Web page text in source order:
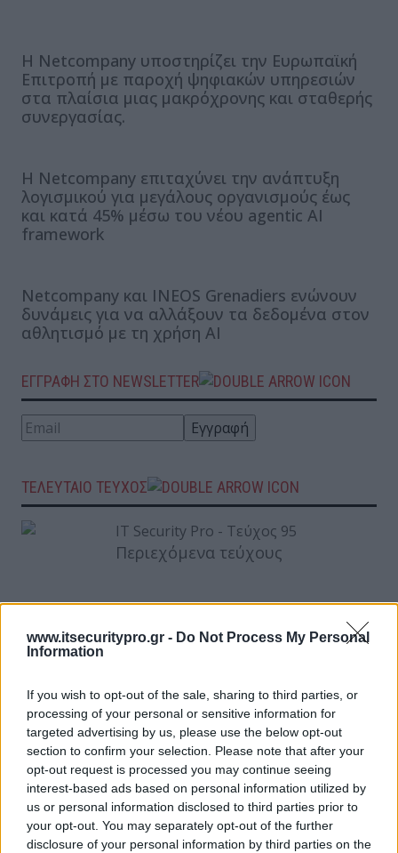
www.itsecuritypro.gr - Do Not Process My Personal
Information
If you wish to opt-out of the sale, sharing to third parties, or
processing of your personal or sensitive information for
targeted advertising by us, please use the below opt-out
section to confirm your selection. Please note that after your
opt-out request is processed you may continue seeing
interest-based ads based on personal information utilized by
us or personal information disclosed to third parties prior to
your opt-out. You may separately opt-out of the further
disclosure of your personal information by third parties on the
Η Netcompany υποστηρίζει την Ευρωπαϊκή
Επιτροπή με παροχή ψηφιακών υπηρεσιών
στα πλαίσια μιας μακρόχρονης και σταθερής
συνεργασίας.
Η Netcompany επιταχύνει την ανάπτυξη
λογισμικού για μεγάλους οργανισμούς έως
και κατά 45% μέσω του νέου agentic ΑΙ
framework
Netcompany και INEOS Grenadiers ενώνουν
δυνάμεις για να αλλάξουν τα δεδομένα στον
αθλητισμό με τη χρήση AI
ΕΓΓΡΑΦΗ ΣΤΟ NEWSLETTER
ΤΕΛΕΥΤΑΙΟ ΤΕΥΧΟΣ
Περιεχόμενα τεύχους